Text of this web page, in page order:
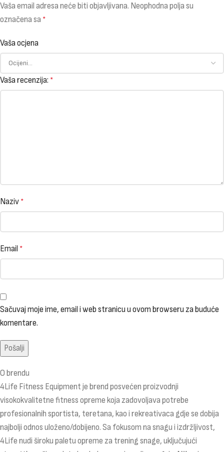
Vaša email adresa neće biti objavljivana. Neophodna polja su
označena sa *
Vaša ocjena
Vaša recenzija: *
Naziv *
Email *
Sačuvaj moje ime, email i web stranicu u ovom browseru za buduće
komentare.
O brendu
4Life Fitness Equipment je brend posvećen proizvodnji
visokokvalitetne fitness opreme koja zadovoljava potrebe
profesionalnih sportista, teretana, kao i rekreativaca gdje se dobija
najbolji odnos uloženo/dobijeno. Sa fokusom na snagu i izdržljivost,
4Life nudi široku paletu opreme za trening snage, uključujući